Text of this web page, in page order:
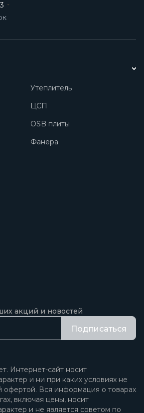
Утеплитель
ЦСП
OSB плиты
Фанера
акций и новостей
Подписаться
Интернет-сайт носит
и ни при каких условиях не
офертой. Вся информация о товарах
включая цены, носит
и не является советом по